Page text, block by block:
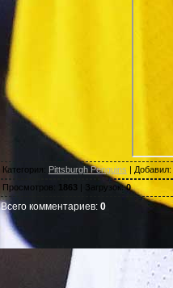
Категория: Pittsburgh Penguins | Добавил:
Просмотров: 1863 | Загрузок:0
Всего комментариев: 0